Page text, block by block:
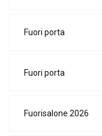
Fuori porta
Fuori porta
Fuorisalone 2026